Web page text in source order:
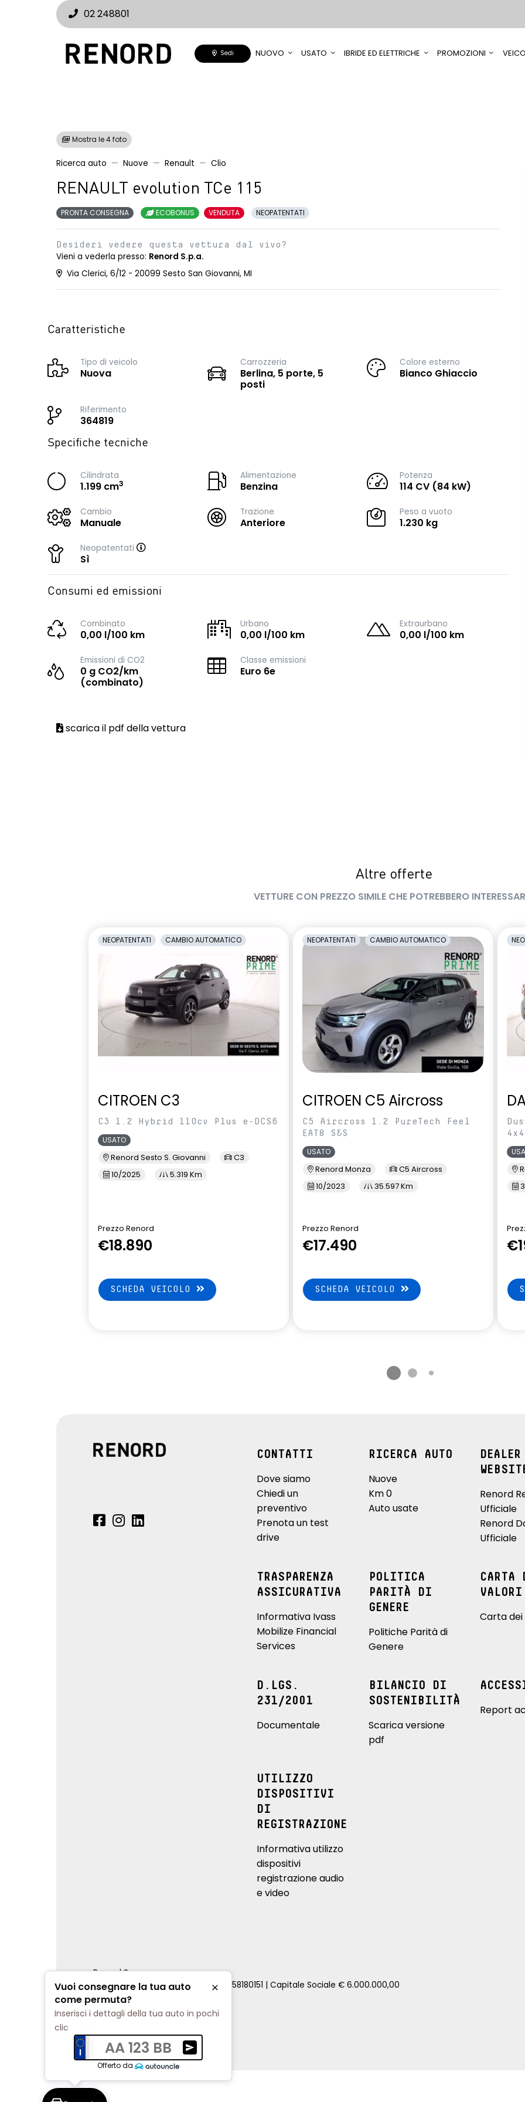
02 248801
Sedi NUOVO USATO IBRIDE ED ELETTRICHE PROMOZIONI
Mostra le 4 foto
Ricerca auto Nuove Renault Clio
RENAULT evolution TCe 115
PRONTA CONSEGNA ECOBONUS VENDUTA NEOPATENTATI
Desideri vedere questa vettura dal vivo?
Vieni a vederla presso: Renord S.p.a.
Via Clerici, 6/12 - 20099 Sesto San Giovanni, MI
Caratteristiche
Tipo di veicolo
Nuova
Carrozzeria
Berlina, 5 porte, 5
posti
Colore esterno
Bianco Ghiaccio
Riferimento
364819
Specifiche tecniche
Cilindrata
1.199 cm3
Alimentazione
Benzina
Potenza
114 CV (84 kW)
Cambio
Manuale
Trazione
Anteriore
Peso a vuoto
1.230 kg
Neopatentati
Sì
Consumi ed emissioni
Combinato
0,00 l/100 km
Urbano
0,00 l/100 km
Extraurbano
0,00 l/100 km
Emissioni di CO2
0 g CO2/km
(combinato)
Classe emissioni
Euro 6e
scarica il pdf della vettura
Altre offerte
VETTURE CON PREZZO SIMILE CHE POTREBBERO
NEOPATENTATI CAMBIO AUTOMATICO
CITROEN C3
C3 1.2 Hybrid 110cv Plus e-DCS6
USATO
Renord Sesto S. Giovanni
C3
10/2025
5.319 Km
Prezzo Renord
€18.890
SCHEDA VEICOLO
NEOPATENTATI CAMBIO AUTOMATICO
CITROEN C5 Aircross
C5 Aircross 1.2 PureTech Feel
EAT8 S&S
USATO
Renord Monza
C5 Aircross
10/2023
35.597 Km
Prezzo Renord
€17.490
SCHEDA VEICOLO
4x4
CONTATTI
Dove siamo
Chiedi un
preventivo
Prenota un test
drive
RICERCA AUTO
Nuove
Km 0
Auto usate
DEALER
Renord
Ufficiale
Renord
Ufficiale
TRASPARENZA
ASSICURATIVA
Informativa Ivass
Mobilize Financial
Services
POLITICA
PARITÀ DI
GENERE
Politiche Parità di
Genere
CARTA
VALORI
Carta dei
D.LGS.
231/2001
Documentale
BILANCIO DI
SOSTENIBILITÀ
Scarica versione
pdf
Report
UTILIZZO
DISPOSITIVI
DI
REGISTRAZIONE
Informativa utilizzo
dispositivi
registrazione audio
e video
Renord S.p.a.
REA Milano 810796 | P.IVA e C.F. 00858180151 | Capitale Sociale € 6.000.000,00
Cookie Policy
Privacy Policy
Impostazioni di tracciamento
Vuoi consegnare la tua auto
come permuta?
Chiudi
Inserisci i dettagli della tua auto in pochi
clic
AA 123 BB
Ricevi una valutazione della tua auto senza impegno
Offerto da